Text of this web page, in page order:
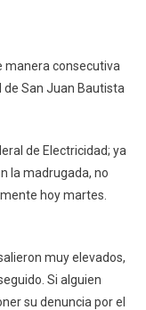
Lo
De
manera consecutiva
de San Juan Bautista
de Electricidad; ya
la madrugada, no
hoy martes.
muy elevados,
Si alguien
su denuncia por el